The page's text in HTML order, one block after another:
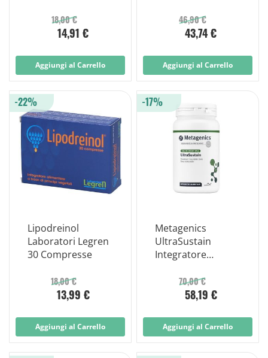
18,00 €
14,91 €
Aggiungi al Carrello
46,90 €
43,74 €
Aggiungi al Carrello
Lipodreinol
Laboratori Legren
30 Compresse
18,00 €
13,99 €
-22%
Aggiungi al Carrello
Metagenics
UltraSustain
Integratore
da 14 Porzioni
70,00 €
58,19 €
-17%
Aggiungi al Carrello